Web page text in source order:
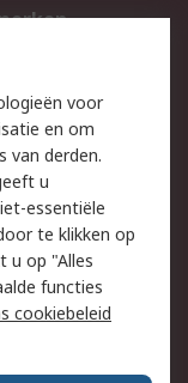
voor
en om
van derden.
u
essentiële
te klikken op
u op "Alles
functies
cookiebeleid